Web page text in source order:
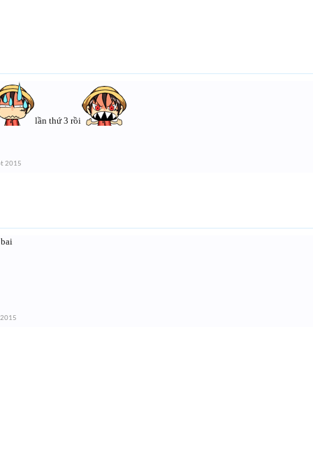
lần thứ 3 rồi
2015